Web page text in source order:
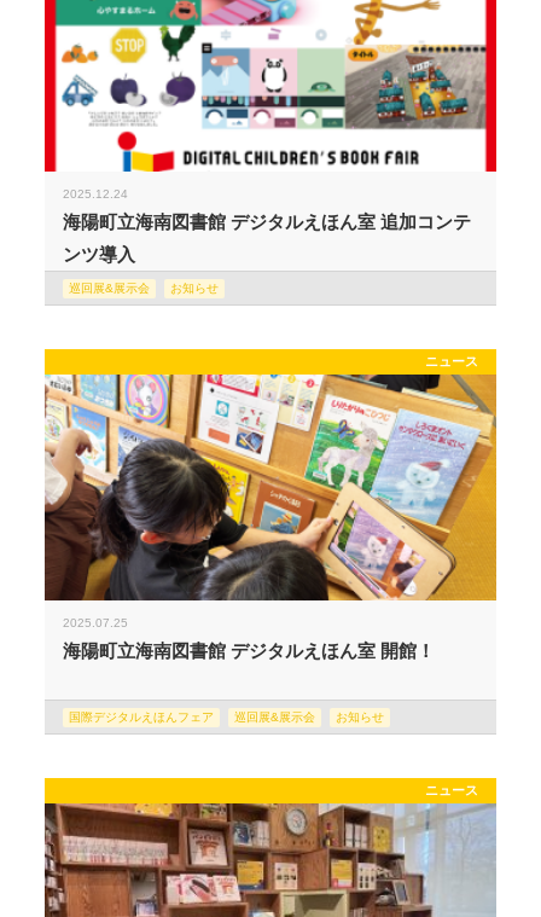
2025.12.24
海陽町立海南図書館 デジタルえほん室 追加コンテ
ンツ導入
巡回展&展示会 お知らせ
ニュース
2025.07.25
海陽町立海南図書館 デジタルえほん室 開館！
国際デジタルえほんフェア 巡回展&展示会 お知らせ
ニュース